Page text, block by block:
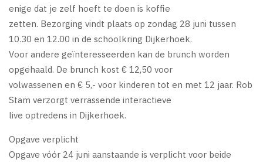
enige dat je zelf hoeft te doen is koffie
zetten. Bezorging vindt plaats op zondag 28 juni tussen
10.30 en 12.00 in de schoolkring Dijkerhoek.
Voor andere geïnteresseerden kan de brunch worden
opgehaald. De brunch kost € 12,50 voor
volwassenen en € 5,- voor kinderen tot en met 12 jaar. Rob
Stam verzorgt verrassende interactieve
live optredens in Dijkerhoek.
Opgave verplicht
Opgave vóór 24 juni aanstaande is verplicht voor beide